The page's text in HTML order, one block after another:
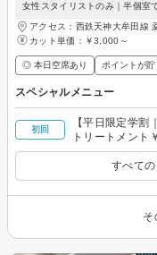
女性スタイリストのみ｜半個室
アクセス：西鉄天神大牟田線
カット単価： ￥3,000～
◎ 本日空席あり ポイントが
スペシャルメニュー
初回
【平日限定学
トリートメント
すべて
そ